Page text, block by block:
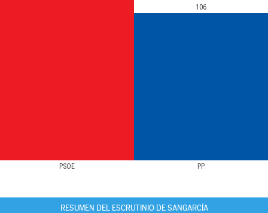
PSOE PP
106
RESUMEN DEL ESCRUTINIO DE SANGARCÍA